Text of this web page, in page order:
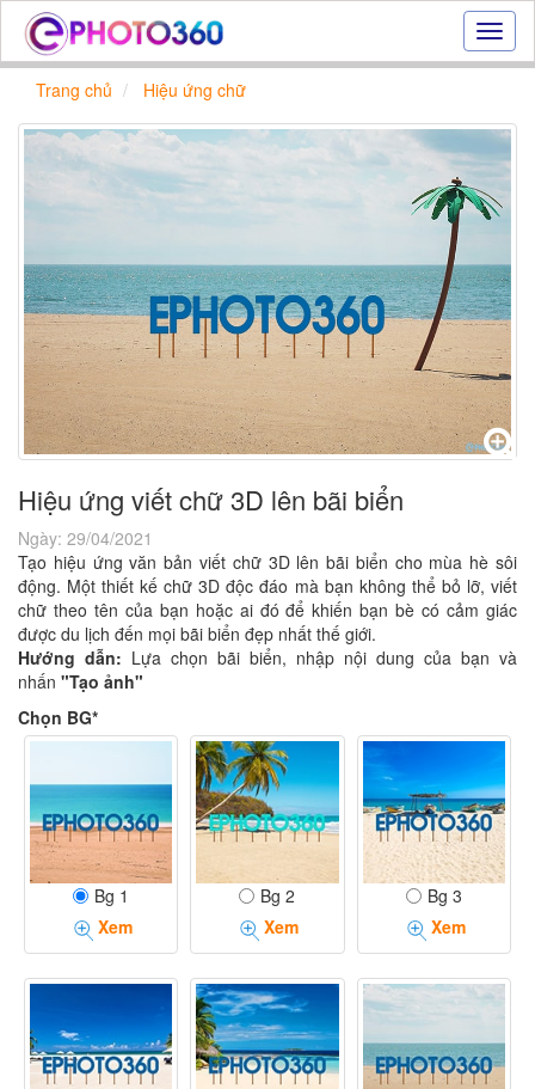
Hiệu
ứng
|
Tạo
ảnh
đẹp
trực
tạo
ảnh
online
Trang chủ Hiệu ứng chữ
Hiệu ứng viết chữ 3D lên bãi biển
Ngày: 29/04/2021
Tạo hiệu ứng văn bản viết chữ 3D lên bãi biển cho mùa hè sôi
động. Một thiết kế chữ 3D độc đáo mà bạn không thể bỏ lỡ, viết
chữ theo tên của bạn hoặc ai đó để khiến bạn bè có cảm giác
được du lịch đến mọi bãi biển đẹp nhất thế giới.
Hướng dẫn: Lựa chọn bãi biển, nhập nội dung của bạn và
nhấn "Tạo ảnh"
Chọn BG*
Bg 1
Xem
Bg 2
Xem
Bg 3
Xem